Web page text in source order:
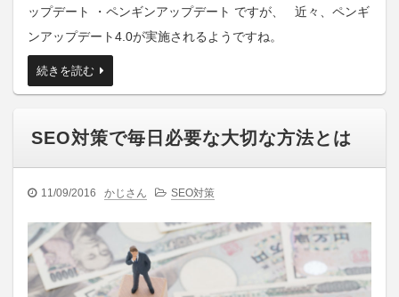
ップデート ・ペンギンアップデート ですが、 近々、ペンギ
ンアップデート4.0が実施されるようですね。
続きを読む
SEO対策で毎日必要な大切な方法とは
11/09/2016 かじさん SEO対策